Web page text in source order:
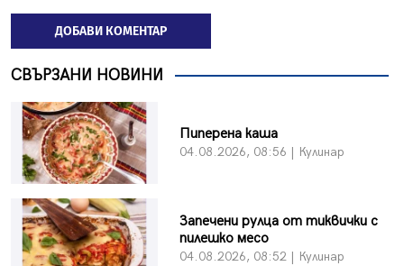
ДОБАВИ КОМЕНТАР
СВЪРЗАНИ НОВИНИ
Пиперена каша
04.08.2026, 08:56 | Кулинар
Запечени рулца от тиквички с
пилешко месо
04.08.2026, 08:52 | Кулинар